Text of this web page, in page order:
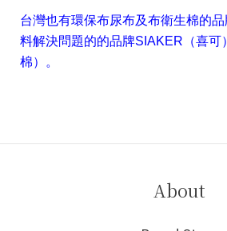
台灣也有環保布尿布及布衛生棉的
料解決問題的的品牌SIAKER（喜可
棉）。
About